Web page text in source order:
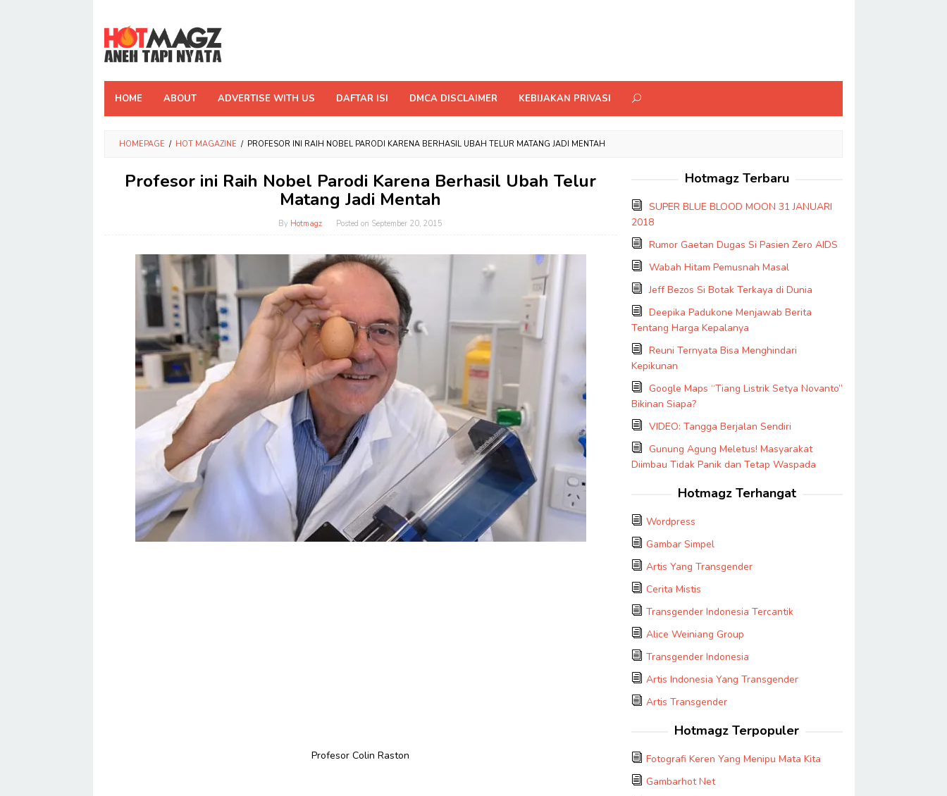
content
HOME ABOUT ADVERTISE WITH US DAFTAR ISI DMCA DISCLAIMER KEBIJAKAN PRIVASI
HOMEPAGE / HOT MAGAZINE / PROFESOR INI RAIH NOBEL PARODI KARENA BERHASIL UBAH TELUR MATANG JADI MENTAH
Profesor ini Raih Nobel Parodi Karena Berhasil Ubah Telur
Matang Jadi Mentah
By Hotmagz Posted on September 20, 2015
Profesor Colin Raston
Hotmagz Terbaru
SUPER BLUE BLOOD MOON 31 JANUARI
2018
Rumor Gaetan Dugas Si Pasien Zero AIDS
Wabah Hitam Pemusnah Masal
Jeff Bezos Si Botak Terkaya di Dunia
Deepika Padukone Menjawab Berita
Tentang Harga Kepalanya
Reuni Ternyata Bisa Menghindari
Kepikunan
Google Maps “Tiang Listrik Setya Novanto”
Bikinan Siapa?
VIDEO: Tangga Berjalan Sendiri
Gunung Agung Meletus! Masyarakat
Diimbau Tidak Panik dan Tetap Waspada
Hotmagz Terhangat
Wordpress
Gambar Simpel
Artis Yang Transgender
Cerita Mistis
Transgender Indonesia Tercantik
Alice Weiniang Group
Transgender Indonesia
Artis Indonesia Yang Transgender
Artis Transgender
Hotmagz Terpopuler
Fotografi Keren Yang Menipu Mata Kita
Gambarhot Net